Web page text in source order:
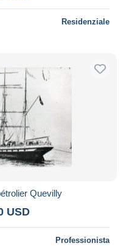
Residenziale
Quevilly
USD
Professionista